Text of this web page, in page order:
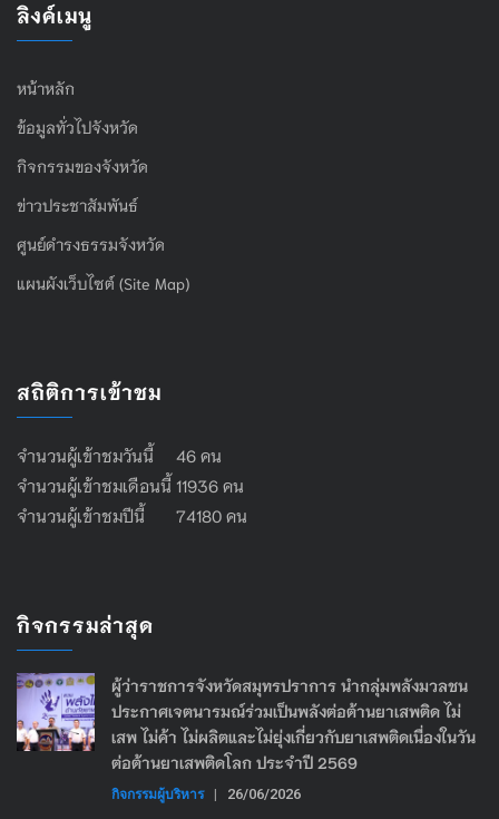
ลิงค์เมนู
หน้าหลัก
ข้อมูลทั่วไปจังหวัด
กิจกรรมของจังหวัด
ข่าวประชาสัมพันธ์
ศูนย์ดำรงธรรมจังหวัด
แผนผังเว็บไซต์ (Site Map)
สถิติการเข้าชม
จำนวนผู้เข้าชมวันนี้ 46 คน
จำนวนผู้เข้าชมเดือนนี้ 11936 คน
จำนวนผู้เข้าชมปีนี้ 74180 คน
กิจกรรมล่าสุด
ผู้ว่าราชการจังหวัดสมุทรปราการ นำกลุ่มพลังมวลชน
ประกาศเจตนารมณ์ร่วมเป็นพลังต่อต้านยาเสพติด ไม่
เสพ ไม่ค้า ไม่ผลิตและไม่ยุ่งเกี่ยวกับยาเสพติดเนื่องในวัน
ต่อต้านยาเสพติดโลก ประจำปี 2569
กิจกรรมผู้บริหาร | 26/06/2026